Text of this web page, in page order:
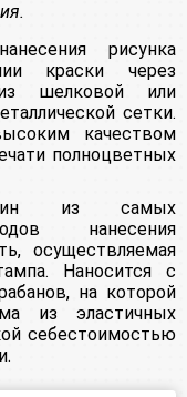
рисунка
краски через
шелковой или
сетки.
качеством
полноцветных
из самых
нанесения
осуществляемая
Наносится с
на которой
из эластичных
себестоимостью